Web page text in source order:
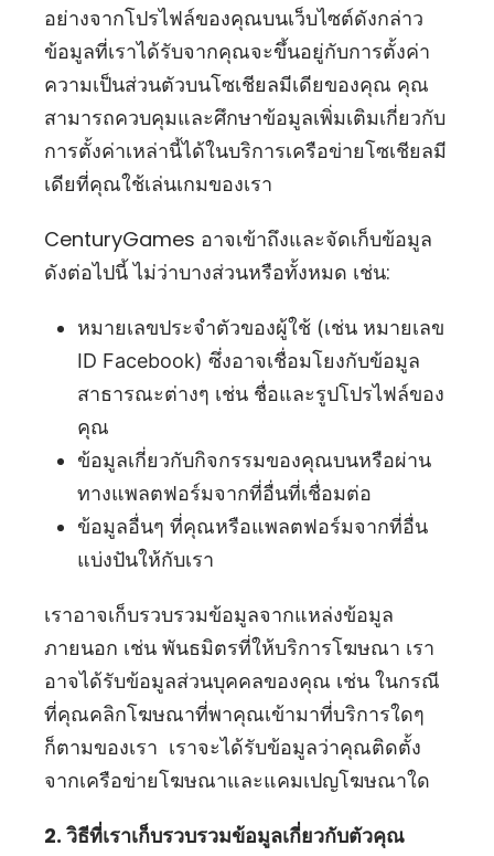
อย่างจากโปรไฟล์ของคุณบนเว็บไซต์ดังกล่าว
ข้อมูลที่เราได้รับจากคุณจะขึ้นอยู่กับการตั้งค่า
ความเป็นส่วนตัวบนโซเชียลมีเดียของคุณ คุณ
สามารถควบคุมและศึกษาข้อมูลเพิ่มเติมเกี่ยวกับ
การตั้งค่าเหล่านี้ได้ในบริการเครือข่ายโซเชียลมี
เดียที่คุณใช้เล่นเกมของเรา
CenturyGames อาจเข้าถึงและจัดเก็บข้อมูล
ดังต่อไปนี้ ไม่ว่าบางส่วนหรือทั้งหมด เช่น:
หมายเลขประจำตัวของผู้ใช้ (เช่น หมายเลข
ID Facebook) ซึ่งอาจเชื่อมโยงกับข้อมูล
สาธารณะต่างๆ เช่น ชื่อและรูปโปรไฟล์ของ
คุณ
ข้อมูลเกี่ยวกับกิจกรรมของคุณบนหรือผ่าน
ทางแพลตฟอร์มจากที่อื่นที่เชื่อมต่อ
ข้อมูลอื่นๆ ที่คุณหรือแพลตฟอร์มจากที่อื่น
แบ่งปันให้กับเรา
เราอาจเก็บรวบรวมข้อมูลจากแหล่งข้อมูล
ภายนอก เช่น พันธมิตรที่ให้บริการโฆษณา เรา
อาจได้รับข้อมูลส่วนบุคคลของคุณ เช่น ในกรณี
ที่คุณคลิกโฆษณาที่พาคุณเข้ามาที่บริการใดๆ
ก็ตามของเรา เราจะได้รับข้อมูลว่าคุณติดตั้ง
จากเครือข่ายโฆษณาและแคมเปญโฆษณาใด
2. วิธีที่เราเก็บรวบรวมข้อมูลเกี่ยวกับตัวคุณ